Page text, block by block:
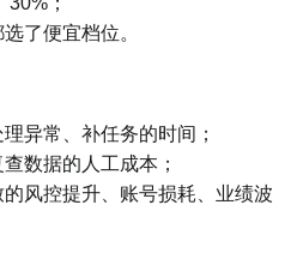
了便宜档位。
异常、补任务的时间；
数据的人工成本；
的风控提升、账号损耗、业绩波